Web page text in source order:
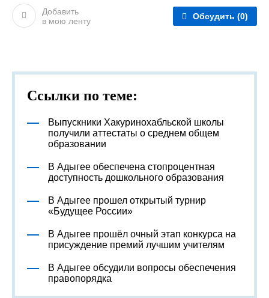
Добавить
в мою ленту
Обсудить (0)
Ссылки по теме:
Выпускники Хакуринохабльской школы
получили аттестаты о среднем общем
образовании
В Адыгее обеспечена стопроцентная
доступность дошкольного образования
В Адыгее прошел открытый турнир
«Будущее России»
В Адыгее прошёл очный этап конкурса на
присуждение премий лучшим учителям
В Адыгее обсудили вопросы обеспечения
правопорядка